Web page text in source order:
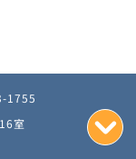
1755
室